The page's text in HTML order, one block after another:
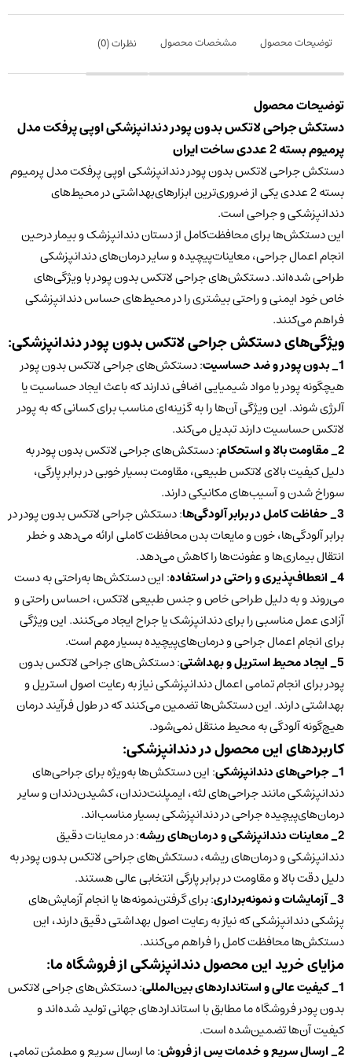
توضیحات محصول مشخصات محصول نظرات (0
)
توضیحات محصول
دستکش جراحی لاتکس بدون پودر دندانپزشکی اوپی پرفکت مدل
پرمیوم بسته 2 عددی ساخت ایران
دستکش جراحی لاتکس بدون پودر دندانپزشکی اوپی پرفکت مدل پرمیوم
بسته 2 عددی یکی از ضروری‌ترین ابزارهای‌بهداشتی در محیط‌های
دندانپزشکی و جراحی است.
این دستکش‌ها برای محافظت‌کامل از دستان دندانپزشک و بیمار درحین
انجام اعمال جراحی، معاینات‌پیچیده و سایر درمان‌های دندانپزشکی
طراحی شده‌اند. دستکش‌های جراحی لاتکس بدون پودر با ویژگی‌های
خاص خود ایمنی و راحتی بیشتری را در محیط‌های حساس دندانپزشکی
فراهم می‌کنند.
ویژگی‌های دستکش جراحی لاتکس بدون پودر دندانپزشکی:
1_ بدون پودر و ضد حساسیت
: دستکش‌های جراحی لاتکس بدون پودر
هیچگونه پودر یا مواد شیمیایی اضافی ندارند که باعث ایجاد حساسیت یا
آلرژی شوند. این ویژگی آن‌ها را به گزینه‌ای مناسب برای کسانی که به پودر
لاتکس حساسیت دارند تبدیل می‌کند.
2_ مقاومت بالا و استحکام
: دستکش‌های جراحی لاتکس بدون پودر به
دلیل کیفیت بالای لاتکس طبیعی، مقاومت بسیار خوبی در برابر پارگی،
سوراخ شدن و آسیب‌های مکانیکی دارند.
3_ حفاظت کامل در برابر آلودگی‌ها
: دستکش جراحی لاتکس بدون پودر در
برابر آلودگی‌ها، خون و مایعات بدن محافظت کاملی ارائه می‌دهد و خطر
انتقال بیماری‌ها و عفونت‌ها را کاهش می‌دهد.
4_ انعطاف‌پذیری و راحتی در استفاده
: این دستکش‌ها به‌راحتی به دست
می‌روند و به دلیل طراحی خاص و جنس طبیعی لاتکس، احساس راحتی و
آزادی عمل مناسبی را برای دندانپزشک یا جراح ایجاد می‌کنند. این ویژگی
برای انجام اعمال‌ جراحی و درمان‌های‌پیچیده بسیار مهم است.
5_ ایجاد محیط استریل و بهداشتی
: دستکش‌های جراحی لاتکس بدون
پودر برای انجام تمامی اعمال دندانپزشکی نیاز به رعایت اصول استریل و
بهداشتی دارند. این دستکش‌ها تضمین می‌کنند که در طول فرآیند درمان
هیچ‌گونه آلودگی به محیط منتقل نمی‌شود.
کاربردهای این محصول در دندانپزشکی:
1_ جراحی‌های دندانپزشکی
: این دستکش‌ها به‌ویژه برای جراحی‌های‌
دندانپزشکی مانند جراحی‌های لثه، ایمپلنت‌دندان، کشیدن‌دندان و سایر
درمان‌های‌پیچیده جراحی در دندانپزشکی بسیار مناسب‌اند.
2_ معاینات دندانپزشکی و درمان‌های ریشه
: در معاینات دقیق
دندانپزشکی و درمان‌های ریشه، دستکش‌های جراحی لاتکس بدون پودر به
دلیل دقت بالا و مقاومت در برابر پارگی انتخابی عالی هستند.
3_ آزمایشات و نمونه‌برداری
: برای گرفتن‌نمونه‌ها یا انجام آزمایش‌های
پزشکی دندانپزشکی که نیاز به رعایت اصول بهداشتی دقیق دارند، این
دستکش‌ها محافظت کامل را فراهم می‌کنند.
مزایای خرید این محصول دندانپزشکی از فروشگاه ما:
1_ کیفیت عالی و استانداردهای بین‌المللی
: دستکش‌های جراحی لاتکس
بدون پودر فروشگاه ما مطابق با استانداردهای جهانی تولید شده‌اند و
کیفیت آن‌ها تضمین‌شده است.
2_ ارسال سریع و خدمات پس از فروش
: ما ارسال سریع و مطمئن تمامی